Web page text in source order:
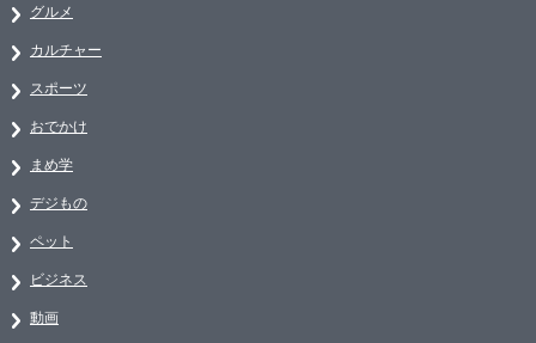
グルメ
カルチャー
スポーツ
おでかけ
まめ学
デジもの
ペット
ビジネス
動画